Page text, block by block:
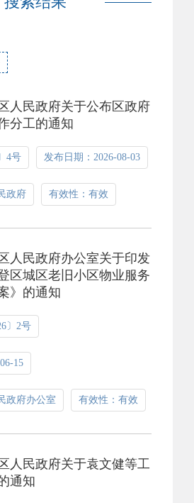
人民政府关于公布区政府
分工的通知
4号 发布日期：2026-08-03
政府 有效性：有效
人民政府办公室关于印发
区城区老旧小区物业服务
》的通知
〕2号
15
政府办公室 有效性：有效
人民政府关于袁文健等工
通知